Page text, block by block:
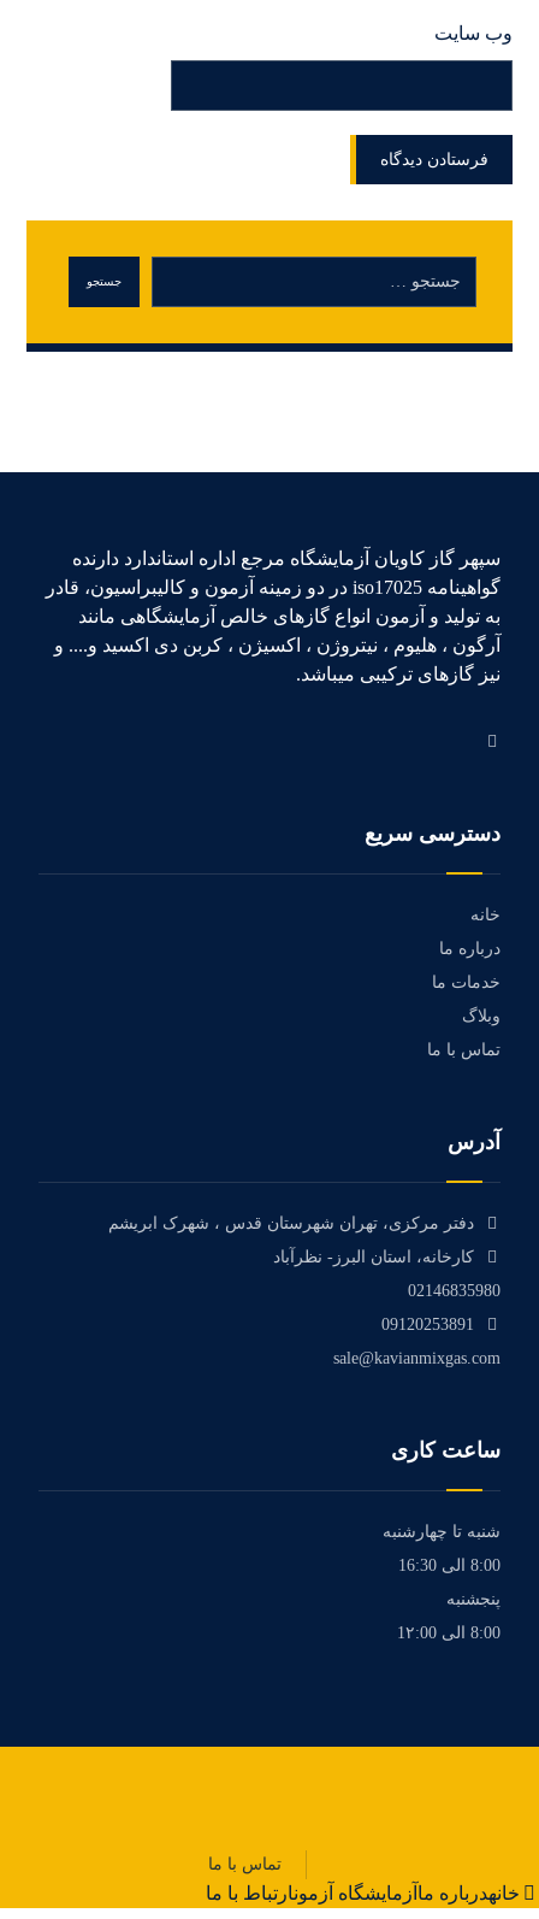
وب‌ سایت
سپهر گاز کاویان آزمایشگاه مرجع اداره استاندارد دارنده
گواهینامه iso17025 در دو زمینه آزمون و کالیبراسیون، قادر
به تولید و آزمون انواع گازهای خالص آزمایشگاهی مانند
آرگون ، هلیوم ، نیتروژن ، اکسیژن ، کربن دی اکسید و.... و
نیز گازهای ترکیبی میباشد.
دسترسی سریع
خانه
درباره ما
خدمات ما
وبلاگ
تماس با ما
آدرس
دفتر مرکزی، تهران شهرستان قدس ، شهرک ابریشم
کارخانه، استان البرز- نظرآباد
02146835980
09120253891
sale@kavianmixgas.com
ساعت کاری
شنبه تا چهارشنبه
8:00 الی 16:30
پنجشنبه
8:00 الی 1۲:00
تماس با ما
خانهدرباره ما آزمایشگاه آزمونارتباط با ما